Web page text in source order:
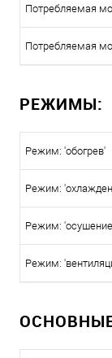
Потребляемая
Потребляемая
РЕЖИМЫ:
Режим: 'обогрев'
Режим:
Режим:
Режим: